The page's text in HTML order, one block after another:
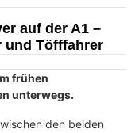
auf der A1 –
und Töfffahrer
frühen
unterwegs.
den beiden